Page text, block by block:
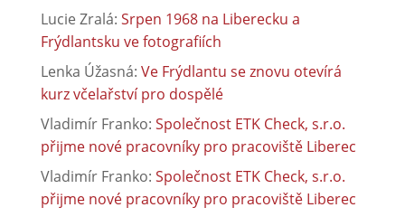
Lucie Zralá: Srpen 1968 na Liberecku a
Frýdlantsku ve fotografiích
Lenka Úžasná: Ve Frýdlantu se znovu otevírá
kurz včelařství pro dospělé
Vladimír Franko: Společnost ETK Check, s.r.o.
přijme nové pracovníky pro pracoviště Liberec
Vladimír Franko: Společnost ETK Check, s.r.o.
přijme nové pracovníky pro pracoviště Liberec